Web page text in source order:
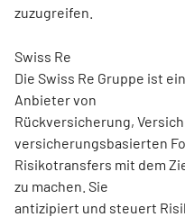
zuzugreifen.
Swiss Re
Die Swiss Re Gruppe ist
Anbieter von
Rückversicherung,
versicherungsbasierten
Risikotransfers mit dem
zu machen. Sie
antizipiert und steuert